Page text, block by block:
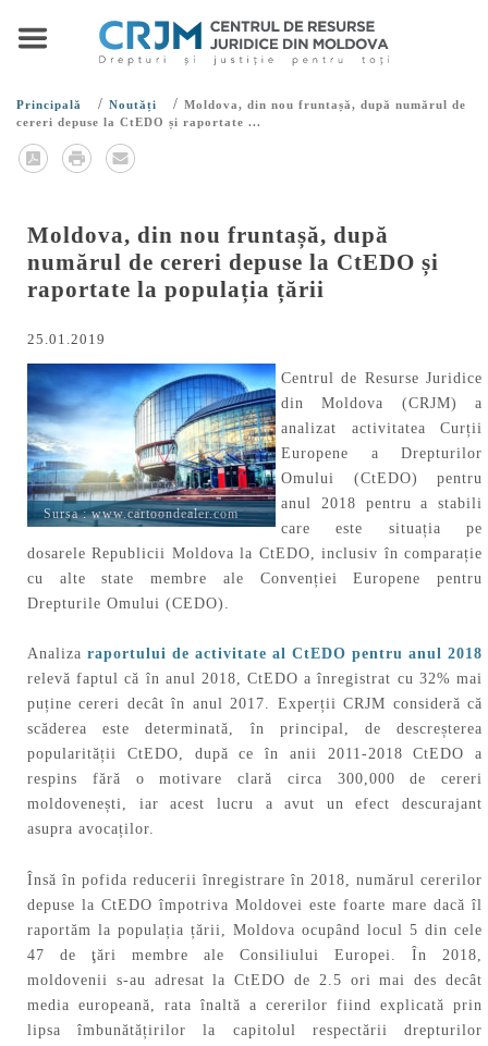
Principală / Noutăți / Moldova, din nou fruntașă, după numărul de
cereri depuse la CtEDO și raportate ...
Moldova, din nou fruntașă, după
numărul de cereri depuse la CtEDO și
raportate la populația țării
25.01.2019
Sursa :www.cartoondealer.com
Centrul de Resurse Juridice
din Moldova (CRJM) a
analizat activitatea Curții
Europene a Drepturilor
Omului (CtEDO) pentru
anul 2018 pentru a stabili
care este situația pe
dosarele Republicii Moldova la CtEDO, inclusiv în comparație
cu alte state membre ale Convenției Europene pentru
Drepturile Omului (CEDO).
Analiza raportului de activitate al CtEDO pentru anul 2018
relevă faptul că în anul 2018, CtEDO a înregistrat cu 32% mai
puține cereri decât în anul 2017. Experții CRJM consideră că
scăderea este determinată, în principal, de descreșterea
popularității CtEDO, după ce în anii 2011-2018 CtEDO a
respins fără o motivare clară circa 300,000 de cereri
moldovenești, iar acest lucru a avut un efect descurajant
asupra avocaților.
Însă în pofida reducerii înregistrare în 2018, numărul cererilor
depuse la CtEDO împotriva Moldovei este foarte mare dacă îl
raportăm la populația țării, Moldova ocupând locul 5 din cele
47 de ţări membre ale Consiliului Europei. În 2018,
moldovenii s-au adresat la CtEDO de 2.5 ori mai des decât
media europeană, rata înaltă a cererilor fiind explicată prin
lipsa îmbunătățirilor la capitolul respectării drepturilor